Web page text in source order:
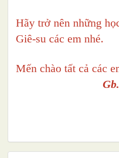
Hãy trở nên những
Giê-su các em nhé.
Mến chào tất cả các